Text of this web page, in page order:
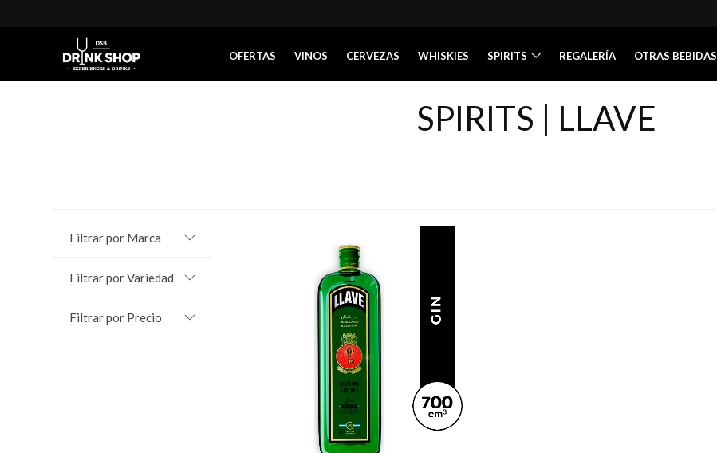
OFERTAS VINOS CERVEZAS WHISKIES SPIRITS REGALERÍA OTRAS BEBIDAS
SPIRITS | LLAVE
Filtrar por Marca
Filtrar por Variedad
Filtrar por Precio